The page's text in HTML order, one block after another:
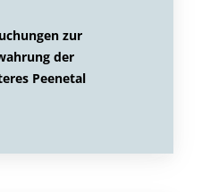
zur
der
Peenetal